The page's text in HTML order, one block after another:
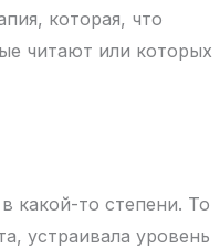
которая, что
читают или которых
какой-то степени. То
устраивала уровень